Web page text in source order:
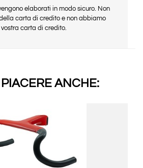
elaborati in modo sicuro. Non
carta di credito e non abbiamo
carta di credito.
ANCHE: